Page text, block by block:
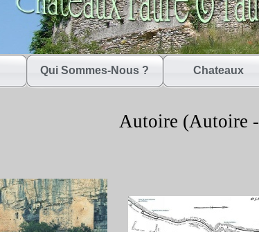
Qui Sommes-Nous ? Chateaux
Autoire (Autoire -